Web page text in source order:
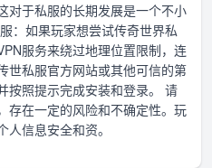
对于私服的长期发展是一个不小
：如果玩家想尝试传奇世界私
服务来绕过地理位置限制，连
世私服官方网站或其他可信的第
按照提示完成安装和登录。 请
存在一定的风险和不确定性。玩
信息安全和资。